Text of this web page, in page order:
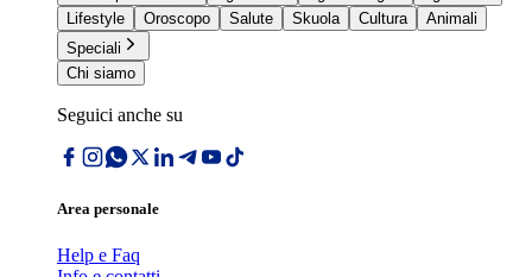
Lifestyle
Oroscopo Salute Skuola Cultura
Animali
Speciali
Chi siamo
Seguici anche su
Area personale
Help e Faq